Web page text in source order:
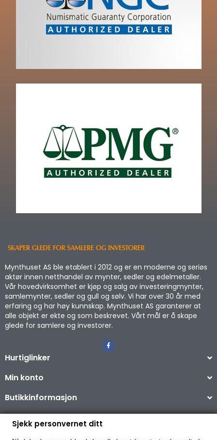
Mynthuset AS ble etablert i 2012 og er en moderne og seriøs
aktør innen netthandel av mynter, sedler og edelmetaller.
Vår hovedvirksomhet er kjøp og salg av investeringmynter,
samlemynter, sedler og gull og sølv. Vi har over 30 år med
erfaring og har høy kunnskap. Mynthuset AS garanterer at
alle objekt er ekte og som beskrevet. Vårt mål er å skape
glede for samlere og investorer.
Hurtiglinker
Min konto
Butikkinformasjon
Sjekk personvernet ditt